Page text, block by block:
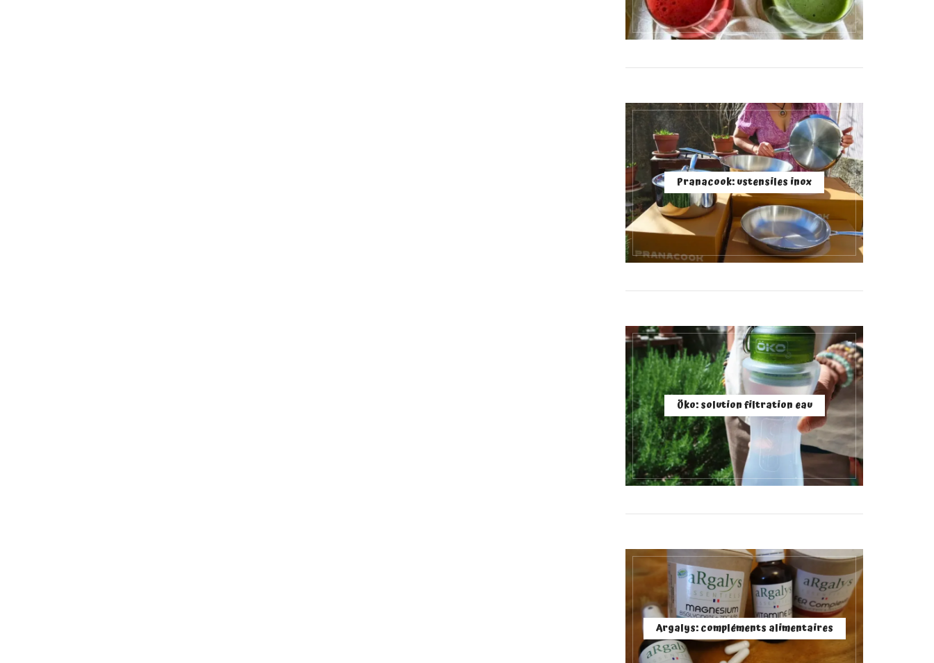
Pranacook: ustensiles inox
Öko: solution filtration eau
Argalys: compléments alimentaires